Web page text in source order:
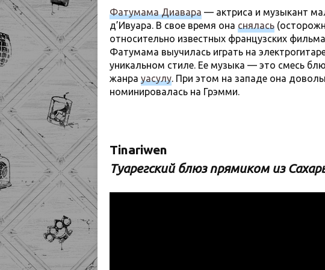
Фатумама Диавара — актриса и музыкант
д’Ивуара. В свое время она снялась
относительно известных французских
Фатумама выучилась играть на
уникальном стиле. Ее музыка — это смесь
жанра уасулу. При этом на западе она
номинировалась на Грэмми.
Tinariwen
Туарегский блюз прямиком из